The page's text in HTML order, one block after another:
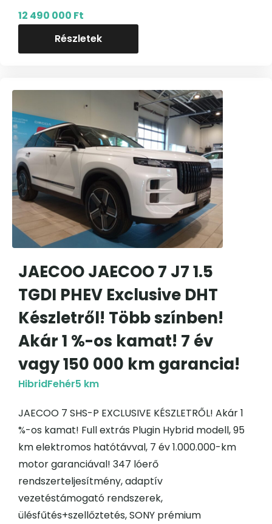
Részletek
12 490 000 Ft
JAECOO JAECOO 7 J7 1.5
TGDI PHEV Exclusive DHT
Készletről! Több színben!
Akár 1 %-os kamat! 7 év
vagy 150 000 km garancia!
HibridFehér5 km
JAECOO 7 SHS-P EXCLUSIVE KÉSZLETRŐL! Akár 1
%-os kamat! Full extrás Plugin Hybrid modell, 95
km elektromos hatótávval, 7 év 1.000.000-km
motor garanciával! 347 lóerő
rendszerteljesítmény, adaptív
vezetéstámogató rendszerek,
ülésfűtés+szellőztetés, SONY prémium